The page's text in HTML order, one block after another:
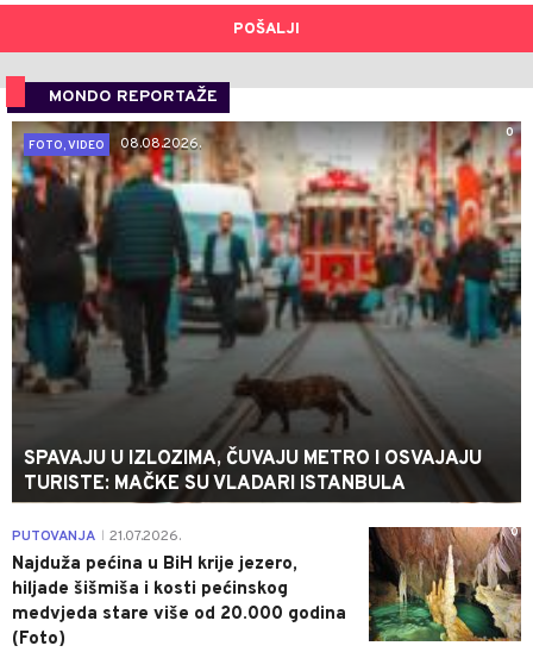
POŠALJI
MONDO REPORTAŽE
0
FOTO, VIDEO
08.08.2026.
SPAVAJU U IZLOZIMA, ČUVAJU METRO I OSVAJAJU
TURISTE: MAČKE SU VLADARI ISTANBULA
0
PUTOVANJA 21.07.2026.
Najduža pećina u BiH krije jezero,
hiljade šišmiša i kosti pećinskog
medvjeda stare više od 20.000 godina
(Foto)